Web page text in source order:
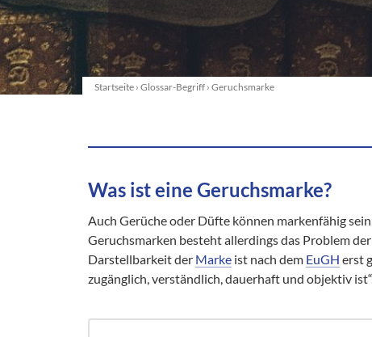
Startseite › Glossar-Begriff › Geruchsmarke
Was ist eine Geruchsmarke?
Auch Gerüche oder Düfte können markenfähig
Geruchsmarken besteht allerdings das Problem
Darstellbarkeit der Markeist nach dem EuGH erst
zugänglich, verständlich, dauerhaft und objektiv ist“.